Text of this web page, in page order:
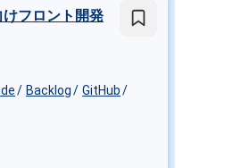
けフロント開発
Backlog
GitHub